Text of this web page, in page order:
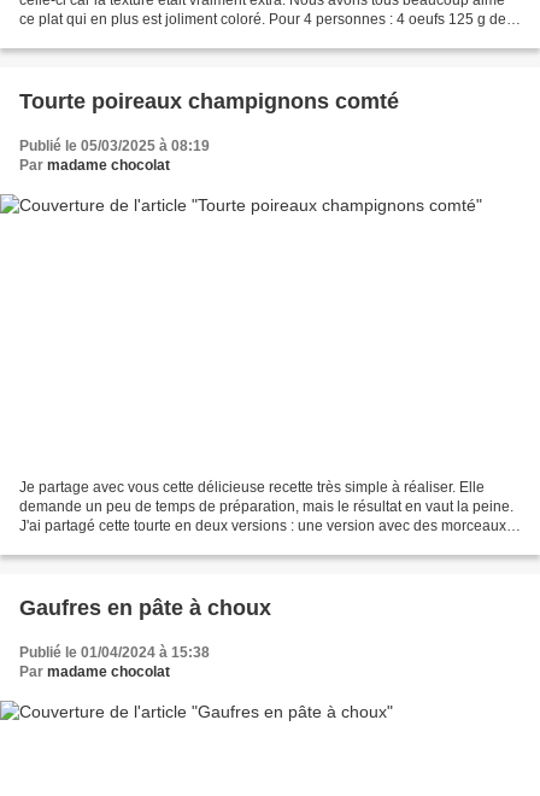
ce plat qui en plus est joliment coloré. Pour 4 personnes : 4 oeufs 125 g de
Tourte poireaux champignons comté
Publié le 05/03/2025 à 08:19
Par madame chocolat
Je partage avec vous cette délicieuse recette très simple à réaliser. Elle
demande un peu de temps de préparation, mais le résultat en vaut la peine.
J'ai partagé cette tourte en deux versions : une version avec des morceaux
Gaufres en pâte à choux
Publié le 01/04/2024 à 15:38
Par madame chocolat